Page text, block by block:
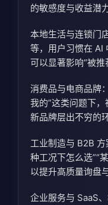
的敏感度与收益潜
本地生活与连锁门
等，用户习惯在 AI
可以显著影响“被推
消费品与电商品牌
我的”这类问题下
新品牌层出不穷的
工业制造与 B2B
种工况下怎么选”“
以提升高质量询盘
企业服务与 SaaS